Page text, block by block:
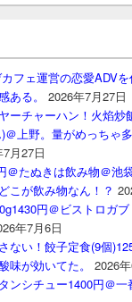
フェ運営の恋愛ADV
ある。
2026年7月27日
ーチャーハン！火焰炒
＠上野。量がめっちゃ
月27日
＠たぬきは飲み物＠池
こが飲み物なん！？
円＠ビストロガ
年7月6日
ない！餃子定食(9個
味が効いてた。
2026
ンシチュー1400円＠一